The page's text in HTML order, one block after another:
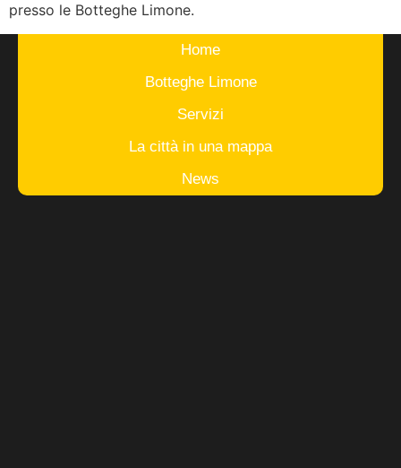
presso le Botteghe Limone.
Home
Botteghe Limone
Servizi
La città in una mappa
News